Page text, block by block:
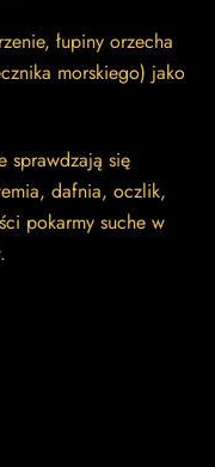
łupiny orzecha
morskiego) jako
sprawdzają się
dafnia, oczlik,
pokarmy suche w